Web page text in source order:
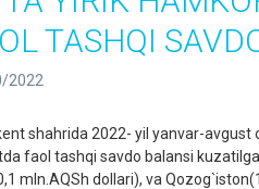
TASHQI
2022
shahrida 2022- yil yanvar-
faol tashqi savdo balansi
mln.AQSh dollari), va